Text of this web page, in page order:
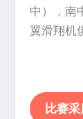
中），南
翼滑翔机
比赛